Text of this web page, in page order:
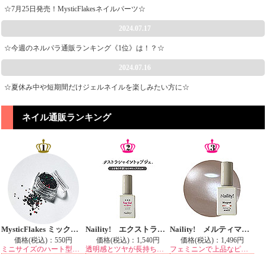
☆7月25日発売！MysticFlakesネイルパーツ☆
2024.07.17
☆今週のネルパラ通販ランキング《1位》は！？☆
2024.07.16
☆夏休み中や短期間だけジェルネイルを楽しみたい方に☆
ネイル通販ランキング
MysticFlakes ミックスホロ ハート ブラック
価格(税込)：550円
Naility! エクストラシャイントップジェル
価格(税込)： 1,540円
Naility! メルティマグ MM03 メロウフィグ
価格(税込)： 1,496円